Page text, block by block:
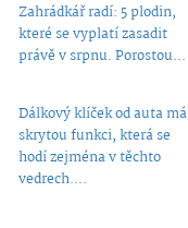
Zahrádkář radí: 5 plodin,
které se vyplatí zasadit
právě v srpnu. Porostou...
Dálkový klíček od auta má
skrytou funkci, která se
hodí zejména v těchto
vedrech....